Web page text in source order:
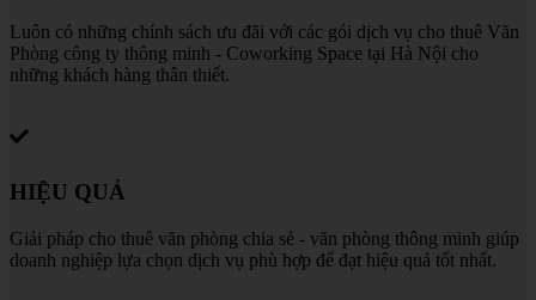
Luôn có những chính sách ưu đãi với các gói dịch vụ cho thuê Văn
Phòng công ty thông minh - Coworking Space tại Hà Nội cho
những khách hàng thân thiết.
HIỆU QUẢ
Giải pháp cho thuê văn phòng chia sẻ - văn phòng thông minh giúp
doanh nghiệp lựa chọn dịch vụ phù hợp để đạt hiệu quả tốt nhất.